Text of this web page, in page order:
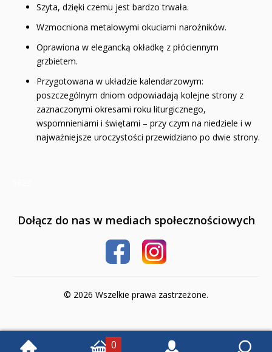
Edukacja przyrodnicza - Życie bez granic
Kreatywne zabawy
Książki religijne dla dzieci
Komiksy
Pomoce dydaktyczne
Promocje
QUIZY I ŁAMIGŁÓWKI NA WAKACJE -35%
WYPRZEDAŻ
PORADNIKI
Szyta, dzięki czemu jest bardzo trwała.
Wzmocniona metalowymi okuciami narożników.
Oprawiona w elegancką okładkę z płóciennym
grzbietem.
Przygotowana w układzie kalendarzowym:
poszczególnym dniom odpowiadają kolejne strony z
zaznaczonymi okresami roku liturgicznego,
wspomnieniami i świętami – przy czym na niedziele i w
najważniejsze uroczystości przewidziano po dwie strony.
Dołącz do nas w mediach społecznościowych
© 2026 Wszelkie prawa zastrzeżone.
0